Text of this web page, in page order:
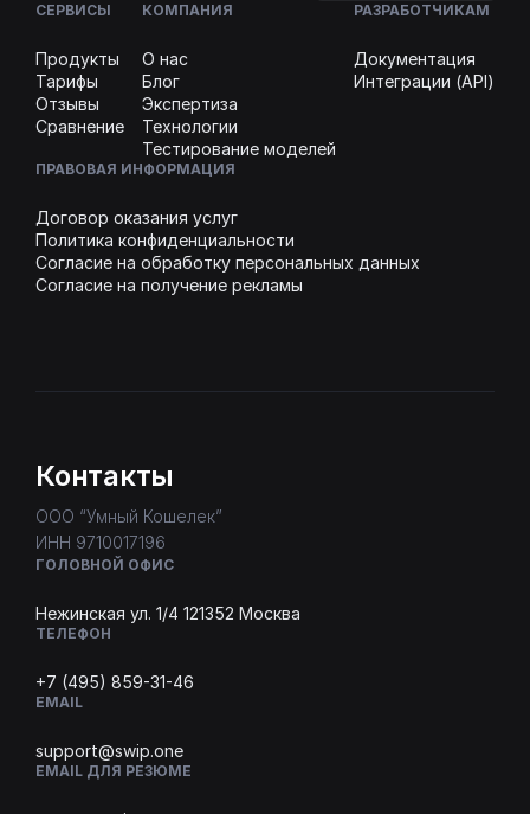
СЕРВИСЫ
Продукты
Тарифы
Отзывы
Сравнение
КОМПАНИЯ
О нас
Блог
Экспертиза
Технологии
Тестирование моделей
РАЗРАБОТЧИКАМ
Документация
Интеграции (API)
ПРАВОВАЯ ИНФОРМАЦИЯ
Договор оказания услуг
Политика конфиденциальности
Согласие на обработку персональных данных
Согласие на получение рекламы
Контакты
ООО “Умный Кошелек”
ИНН 9710017196
ГОЛОВНОЙ ОФИС
Нежинская ул. 1/4 121352 Москва
ТЕЛЕФОН
+7 (495) 859-31-46
EMAIL
support@swip.one
EMAIL ДЛЯ РЕЗЮМЕ